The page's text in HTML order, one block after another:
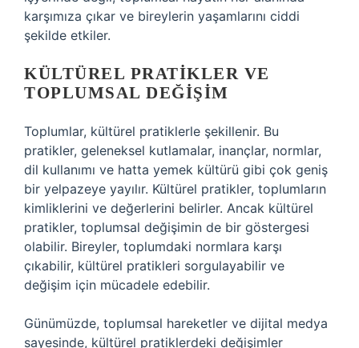
karşımıza çıkar ve bireylerin yaşamlarını ciddi
şekilde etkiler.
KÜLTÜREL PRATIKLER VE
TOPLUMSAL DEĞIŞIM
Toplumlar, kültürel pratiklerle şekillenir. Bu
pratikler, geleneksel kutlamalar, inançlar, normlar,
dil kullanımı ve hatta yemek kültürü gibi çok geniş
bir yelpazeye yayılır. Kültürel pratikler, toplumların
kimliklerini ve değerlerini belirler. Ancak kültürel
pratikler, toplumsal değişimin de bir göstergesi
olabilir. Bireyler, toplumdaki normlara karşı
çıkabilir, kültürel pratikleri sorgulayabilir ve
değişim için mücadele edebilir.
Günümüzde, toplumsal hareketler ve dijital medya
sayesinde, kültürel pratiklerdeki değişimler